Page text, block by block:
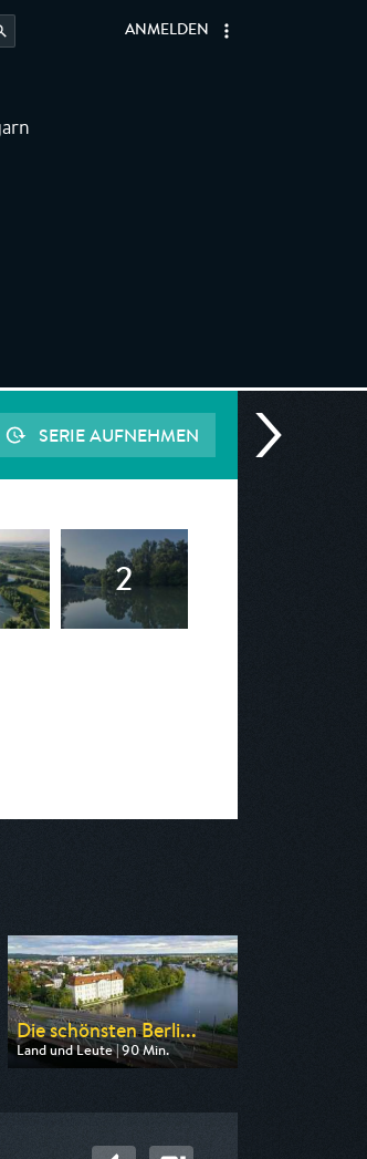
ANMELDEN
SERIE AUFNEHMEN
Die schönsten Berli...
Land und Leute | 90 Min.
Ausgestrahlt von rbb